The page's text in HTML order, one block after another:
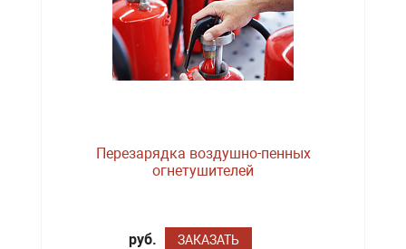
Перезарядка воздушно-пенных
огнетушителей
руб. ЗАКАЗАТЬ